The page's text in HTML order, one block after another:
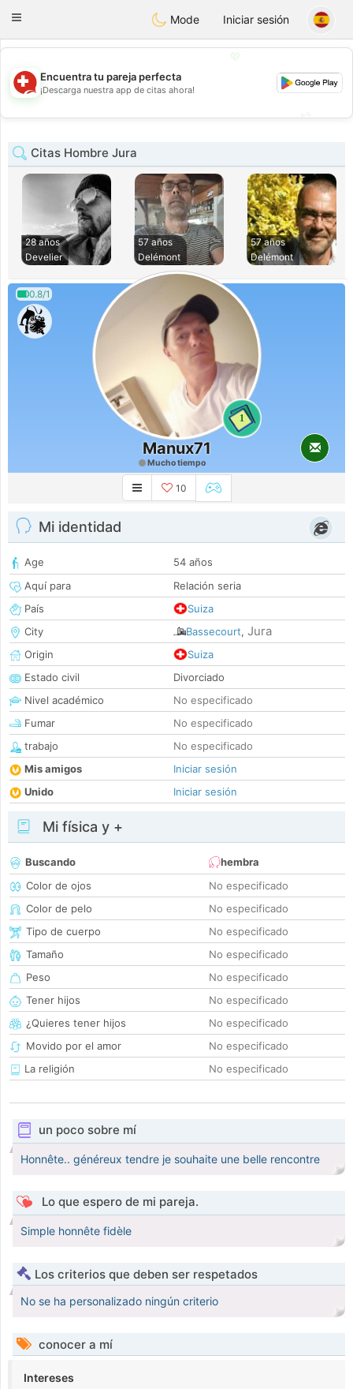
Suissi
Toggle
Mode Iniciar sesión
💖
💕
Encuentra tu pareja perfecta
¡Descarga nuestra app de citas ahora!
Citas Hombre Jura
28 años
Develier
57 años
Delémont
57 años
Delémont
0.8/1
1
Manux71
Mucho tiempo
10
Mi identidad
Age
54 años
Aquí para
Relación seria
País
Suiza
City
Bassecourt, Jura
Origin
Suiza
Estado civil
Divorciado
Nivel académico
No especificado
Fumar
No especificado
trabajo
No especificado
Mis amigos
Iniciar sesión
Unido
Iniciar sesión
Mi física y +
Buscando
hembra
Color de ojos
No especificado
Color de pelo
No especificado
Tipo de cuerpo
No especificado
Tamaño
No especificado
Peso
No especificado
Tener hijos
No especificado
¿Quieres tener hijos
No especificado
Movido por el amor
No especificado
La religión
No especificado
un poco sobre mí
Honnête.. généreux tendre je souhaite une belle rencontre
Lo que espero de mi pareja.
Simple honnête fidèle
Los criterios que deben ser respetados
No se ha personalizado ningún criterio
conocer a mí
Intereses